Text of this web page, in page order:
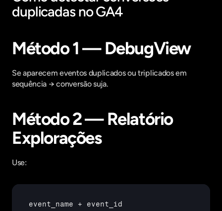
duplicadas no GA4
Método 1 — DebugView
Se aparecem eventos duplicados ou triplicados em
sequência → conversão suja.
Método 2 — Relatório
Explorações
Use:
event_name + event_id